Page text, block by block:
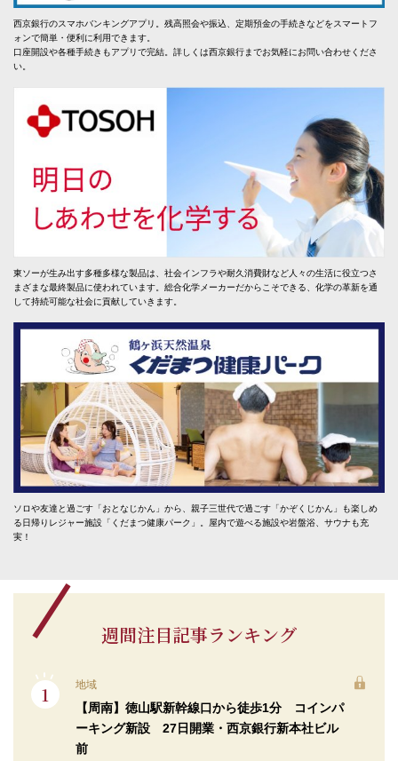
西京銀行のスマホバンキングアプリ。残高照会や振込、定期預金の手続きなどをスマートフ
ォンで簡単・便利に利用できます。
口座開設や各種手続きもアプリで完結。詳しくは西京銀行までお気軽にお問い合わせくださ
い。
東ソーが生み出す多種多様な製品は、社会インフラや耐久消費財など人々の生活に役立つさ
まざまな最終製品に使われています。総合化学メーカーだからこそできる、化学の革新を通
して持続可能な社会に貢献していきます。
ソロや友達と過ごす「おとなじかん」から、親子三世代で過ごす「かぞくじかん」も楽しめ
る日帰りレジャー施設「くだまつ健康パーク」。屋内で遊べる施設や岩盤浴、サウナも充
実！
週間注目記事ランキング
地域
【周南】徳山駅新幹線口から徒歩1分 コインパ
ーキング新設 27日開業・西京銀行新本社ビル
前